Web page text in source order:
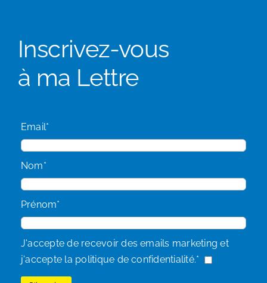
Inscrivez-vous
à ma Lettre
Email*
Nom*
Prénom*
J'accepte de recevoir des emails marketing et
j'accepte la politique de confidentialité.*